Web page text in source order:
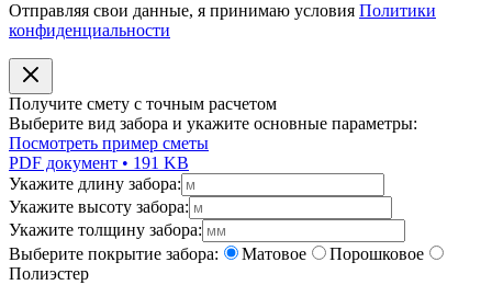
Отправляя свои данные, я принимаю условия Политики
конфиденциальности
Получите смету с точным расчетом
Выберите вид забора и укажите основные параметры:
Посмотреть пример сметы
PDF документ • 191 KB
Укажите длину забора:
Укажите высоту забора:
Укажите толщину забора:
Выберите покрытие забора:
Матовое
Порошковое
Полиэстер